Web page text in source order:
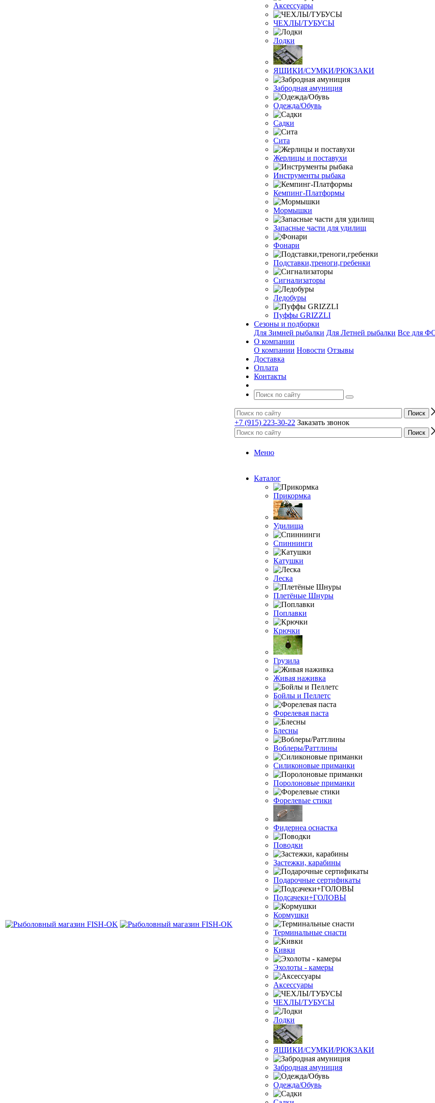
Аксессуары
ЧЕХЛЫ/ТУБУСЫ
Лодки
ЯЩИКИ/СУМКИ/РЮКЗАКИ
Забродная амуниция
Одежда/Обувь
Садки
Сита
Жерлицы и поставухи
Инструменты рыбака
Кемпинг-Платформы
Мормышки
Запасные части для удилищ
Фонари
Подставки,треноги,гребенки
Сигнализаторы
Ледобуры
Пуффы GRIZZLI
Сезоны и подборки
Для Зимней рыбалки Для Летней рыбалки Все для
О компании
О компании Новости Отзывы
Доставка
Оплата
Контакты
+7 (915) 223-30-22 Заказать звонок
Меню
Каталог
Прикормка
Удилища
Спиннинги
Катушки
Леска
Плетёные Шнуры
Поплавки
Крючки
Грузила
Живая наживка
Бойлы и Пеллетс
Форелевая паста
Блесны
Воблеры/Раттлины
Силиконовые приманки
Поролоновые приманки
Форелевые стики
Фидернеа оснастка
Поводки
Застежки, карабины
Подарочные сертификаты
Подсачеки+ГОЛОВЫ
Кормушки
Терминальные снасти
Кивки
Эхолоты - камеры
Аксессуары
ЧЕХЛЫ/ТУБУСЫ
Лодки
ЯЩИКИ/СУМКИ/РЮКЗАКИ
Забродная амуниция
Одежда/Обувь